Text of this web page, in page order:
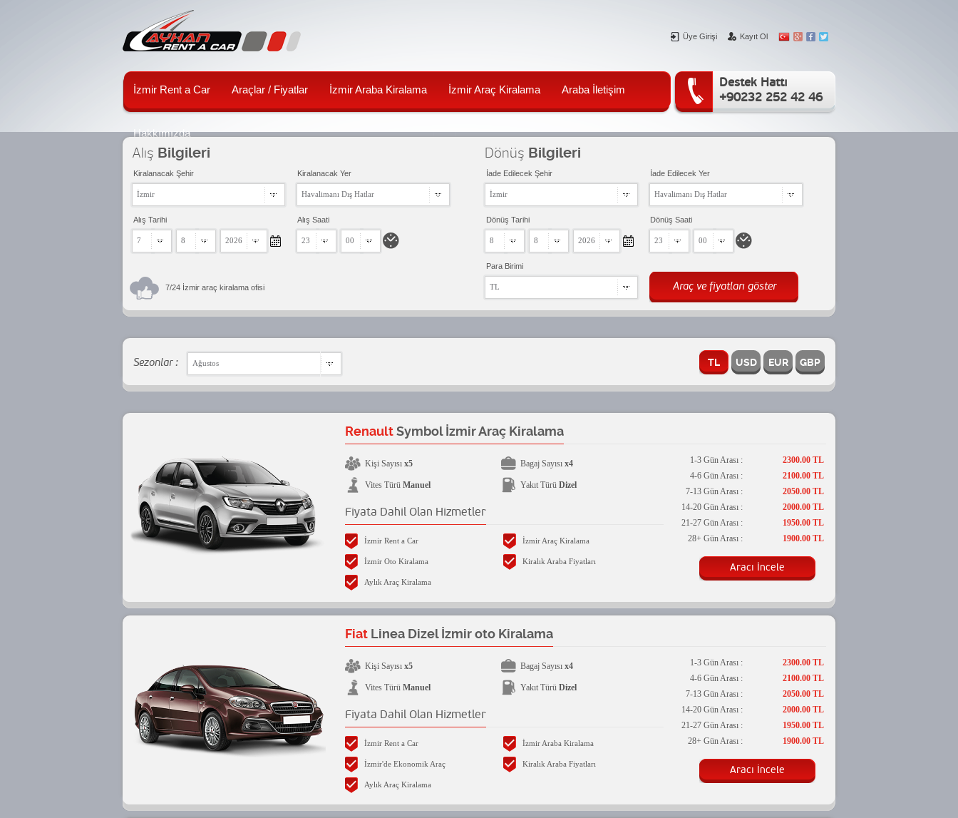
Üye Girişi Kayıt Ol
İzmir Rent a Car Araçlar / Fiyatlar İzmir Araba Kiralama İzmir Araç Kiralama Araba İletişim
Hakkımızda
Destek Hattı
+90232 252 42 46
Alış Bilgileri
Kiralanacak Şehir Kiralanacak Yer
İzmir Havalimanı Dış Hatlar
Alış Tarihi Alış Saati
7 8 2026 23 00
7/24 İzmir araç kiralama ofisi
Dönüş Bilgileri
İade Edilecek Şehir İade Edilecek Yer
İzmir Havalimanı Dış Hatlar
Dönüş Tarihi Dönüş Saati
8 8 2026 23 00
Para Birimi
TL
Sezonlar : Ağustos
RenaultSymbol İzmir Araç Kiralama
Kişi Sayısı x5 Bagaj Sayısı x4
Vites Türü Manuel Yakıt Türü Dizel
Fiyata Dahil Olan Hizmetler
İzmir Rent a Car İzmir Araç Kiralama
İzmir Oto Kiralama Kiralık Araba Fiyatları
Aylık Araç Kiralama
1-3 Gün Arası :
4-6 Gün Arası :
7-13 Gün Arası :
14-20 Gün Arası :
21-27 Gün Arası :
28+ Gün Arası :
2300.00 TL
2100.00 TL
2050.00 TL
2000.00 TL
1950.00 TL
1900.00 TL
Aracı İncele
Fiat Linea Dizel İzmir oto Kiralama
Kişi Sayısı x5 Bagaj Sayısı x4
Vites Türü Manuel Yakıt Türü Dizel
Fiyata Dahil Olan Hizmetler
İzmir Rent a Car İzmir Araba Kiralama
İzmir'de Ekonomik Araç Kiralık Araba Fiyatları
Aylık Araç Kiralama
1-3 Gün Arası :
4-6 Gün Arası :
7-13 Gün Arası :
14-20 Gün Arası :
21-27 Gün Arası :
28+ Gün Arası :
2300.00 TL
2100.00 TL
2050.00 TL
2000.00 TL
1950.00 TL
1900.00 TL
Aracı İncele